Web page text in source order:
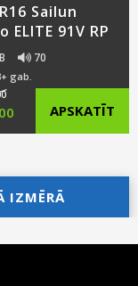
Sailun
ELITE 91V RP
B 70
gab.
00 APSKATĪT
IZMĒRĀ